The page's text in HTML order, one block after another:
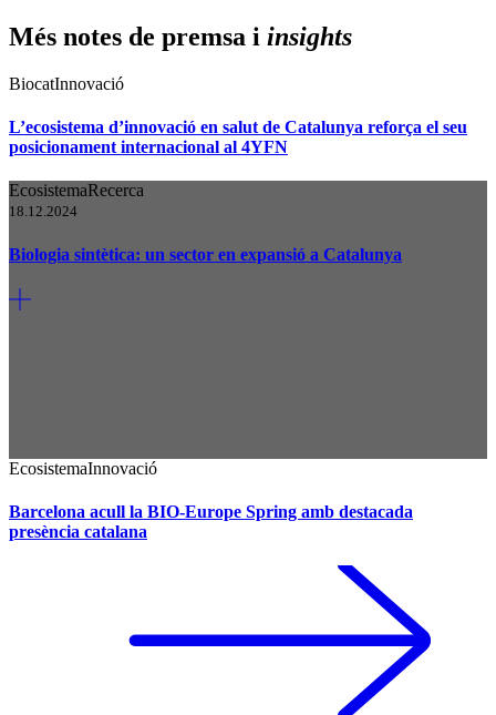
Més notes de premsa i insights
BiocatInnovació
L’ecosistema d’innovació en salut de Catalunya reforça el seu
posicionament internacional al 4YFN
EcosistemaRecerca
18.12.2024
Biologia sintètica: un sector en expansió a Catalunya
EcosistemaInnovació
Barcelona acull la BIO-Europe Spring amb destacada
presència catalana